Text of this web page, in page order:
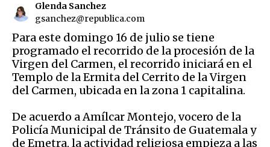
Glenda Sanchez
gsanchez@republica.com
Para este domingo 16 de julio se tiene
programado el recorrido de la procesión de la
Virgen del Carmen, el recorrido iniciará en el
Templo de la Ermita del Cerrito de la Virgen
del Carmen, ubicada en la zona 1 capitalina.
De acuerdo a Amílcar Montejo, vocero de la
Policía Municipal de Tránsito de Guatemala y
de Emetra, la actividad religiosa empieza a las